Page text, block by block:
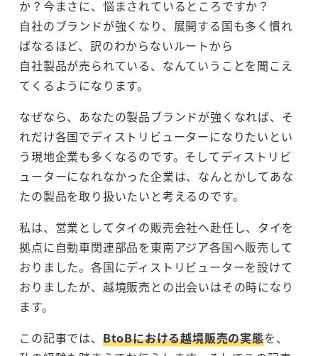
か？今まさに、悩まされているところですか？
自社のブランドが強くなり、展開する国も多く慣れ
ばなるほど、訳のわからないルートから
自社製品が売られている、なんていうことを聞こえ
てくるようになります。
なぜなら、あなたの製品ブランドが強くなれば、そ
れだけ各国でディストリビューターになりたいとい
う現地企業も多くなるのです。そしてディストリビ
ューターになれなかった企業は、なんとかしてあな
たの製品を取り扱いたいと考えるのです。
私は、営業としてタイの販売会社へ赴任し、タイを
拠点に自動車関連部品を東南アジア各国へ販売して
おりました。各国にディストリビューターを設けて
おりましたが、越境販売との出会いはその時になり
ます。
この記事では、 BtoBにおける越境販売の実態を、